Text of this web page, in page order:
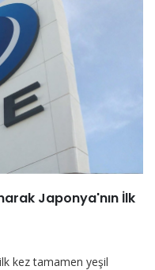
Japonya'nın İlk
kez tamamen yeşil